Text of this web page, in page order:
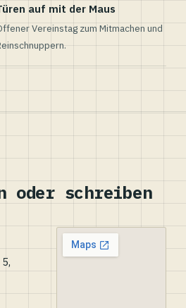
auf mit der Maus
Vereinstag zum Mitmachen und
oder schreiben